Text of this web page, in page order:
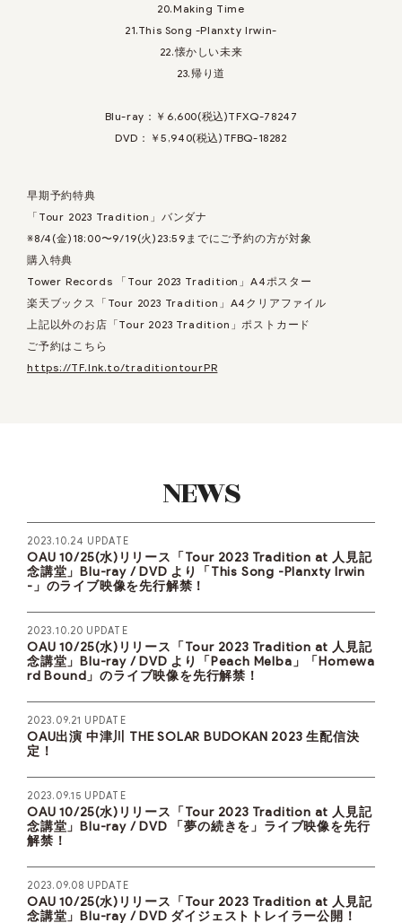
20.Making Time
21.This Song -Planxty Irwin-
22.懐かしい未来
23.帰り道
Blu-ray：￥6,600(税込)TFXQ-78247
DVD：￥5,940(税込)TFBQ-18282
早期予約特典
「Tour 2023 Tradition」バンダナ
※8/4(金)18:00〜9/19(火)23:59までにご予約の方が対象
購入特典
Tower Records 「Tour 2023 Tradition」A4ポスター
楽天ブックス「Tour 2023 Tradition」A4クリアファイル
上記以外のお店「Tour 2023 Tradition」ポストカード
ご予約はこちら
https://TF.lnk.to/traditiontourPR
NEWS
2023.10.24 UPDATE
OAU 10/25(水)リリース「Tour 2023 Tradition at 人見記
念講堂」Blu-ray / DVD より「This Song -Planxty Irwin
-」のライブ映像を先行解禁！
2023.10.20 UPDATE
OAU 10/25(水)リリース「Tour 2023 Tradition at 人見記
念講堂」Blu-ray / DVD より「Peach Melba」「Homewa
rd Bound」のライブ映像を先行解禁！
2023.09.21 UPDATE
OAU出演 中津川 THE SOLAR BUDOKAN 2023 生配信決
定！
2023.09.15 UPDATE
OAU 10/25(水)リリース「Tour 2023 Tradition at 人見記
念講堂」Blu-ray / DVD 「夢の続きを」ライブ映像を先行
解禁！
2023.09.08 UPDATE
OAU 10/25(水)リリース「Tour 2023 Tradition at 人見記
念講堂」Blu-ray / DVD ダイジェストトレイラー公開！